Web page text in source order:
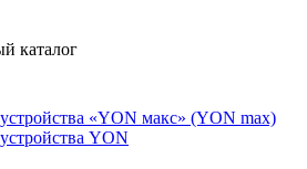
каталог
«YON макс» (YON max)
YON